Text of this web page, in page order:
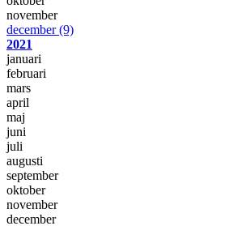
november
december(9)
2021
januari
februari
mars
april
maj
juni
juli
augusti
september
oktober
november
december